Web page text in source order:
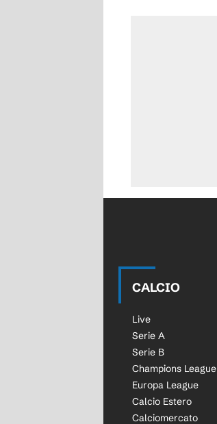
CALCIO
Live
Serie A
Serie B
Champions League
Europa League
Calcio Estero
Calciomercato